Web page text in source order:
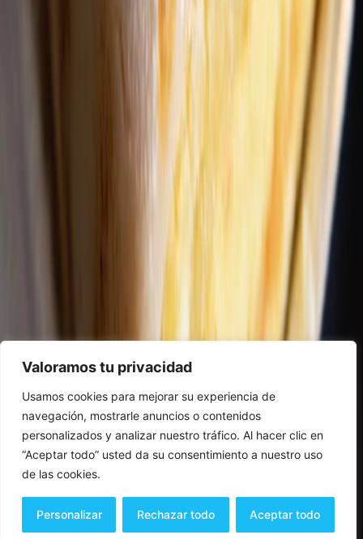
Valoramos tu privacidad
Usamos cookies para mejorar su experiencia de
navegación, mostrarle anuncios o contenidos
personalizados y analizar nuestro tráfico. Al hacer clic en
“Aceptar todo” usted da su consentimiento a nuestro uso
de las cookies.
Personalizar Rechazar todo Aceptar todo